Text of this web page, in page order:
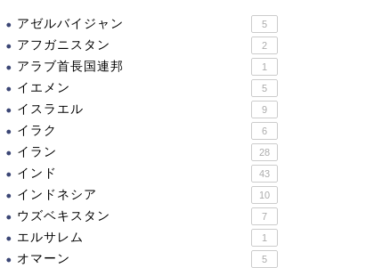
アゼルバイジャン 5
アフガニスタン 2
アラブ首長国連邦 1
イエメン 5
イスラエル 9
イラク 6
イラン 28
インド 43
インドネシア 10
ウズベキスタン 7
エルサレム 1
オマーン 5